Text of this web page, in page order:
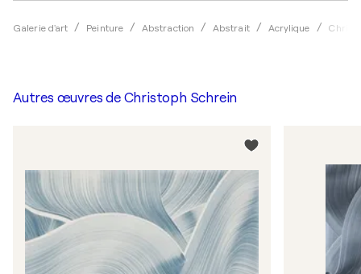
Galerie d'art Peinture Abstraction Abstrait Acrylique
Autres œuvres de Christoph Schrein